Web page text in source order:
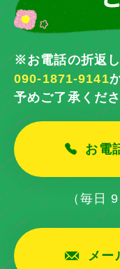
※お電話の折返し
090-1871-9141
予めご了承くださ
お電
（毎日
メー